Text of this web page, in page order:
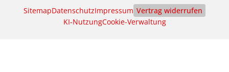
SitemapDatenschutzImpressum Vertrag widerrufen
KI‑NutzungCookie-Verwaltung